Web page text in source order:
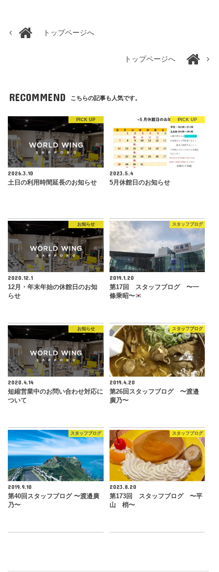
トップページへ
トップページへ
RECOMMEND こちらの記事も人気です。
PICK UP
2026.3.10
土日の利用時間延長のお知らせ
PICK UP
2023.5.4
5月休館日のお知らせ
お知らせ
2020.12.1
12月・年末年始の休館日のお知
らせ
スタッフブログ
2019.1.20
第17回 スタッフブログ 〜一
條乘昭〜
お知らせ
2020.4.14
短縮営業中のお問い合わせ対応に
ついて
スタッフブログ
2019.4.20
第26回スタッフブログ 〜渡邉
廣乃〜
スタッフブログ
2019.9.10
第40回スタッフブログ 〜渡邉廣
乃〜
スタッフブログ
2023.8.20
第173回 スタッフブログ 〜平
山 梢〜